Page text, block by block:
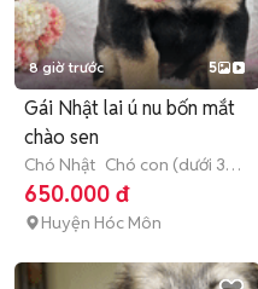
8 giờ trước 5
Gái Nhật lai ú nu bốn mắt
chào sen
Chó Nhật Chó con (dưới 3
tháng tuổi)
650.000 đ
Huyện Hóc Môn